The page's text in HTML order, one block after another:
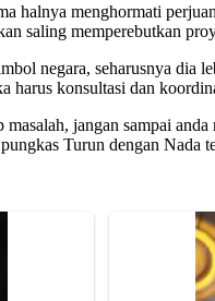
menghormati
saling memperebutkan
negara, seharusnya dia
konsultasi dan
jangan sampai
Turun dengan Nada